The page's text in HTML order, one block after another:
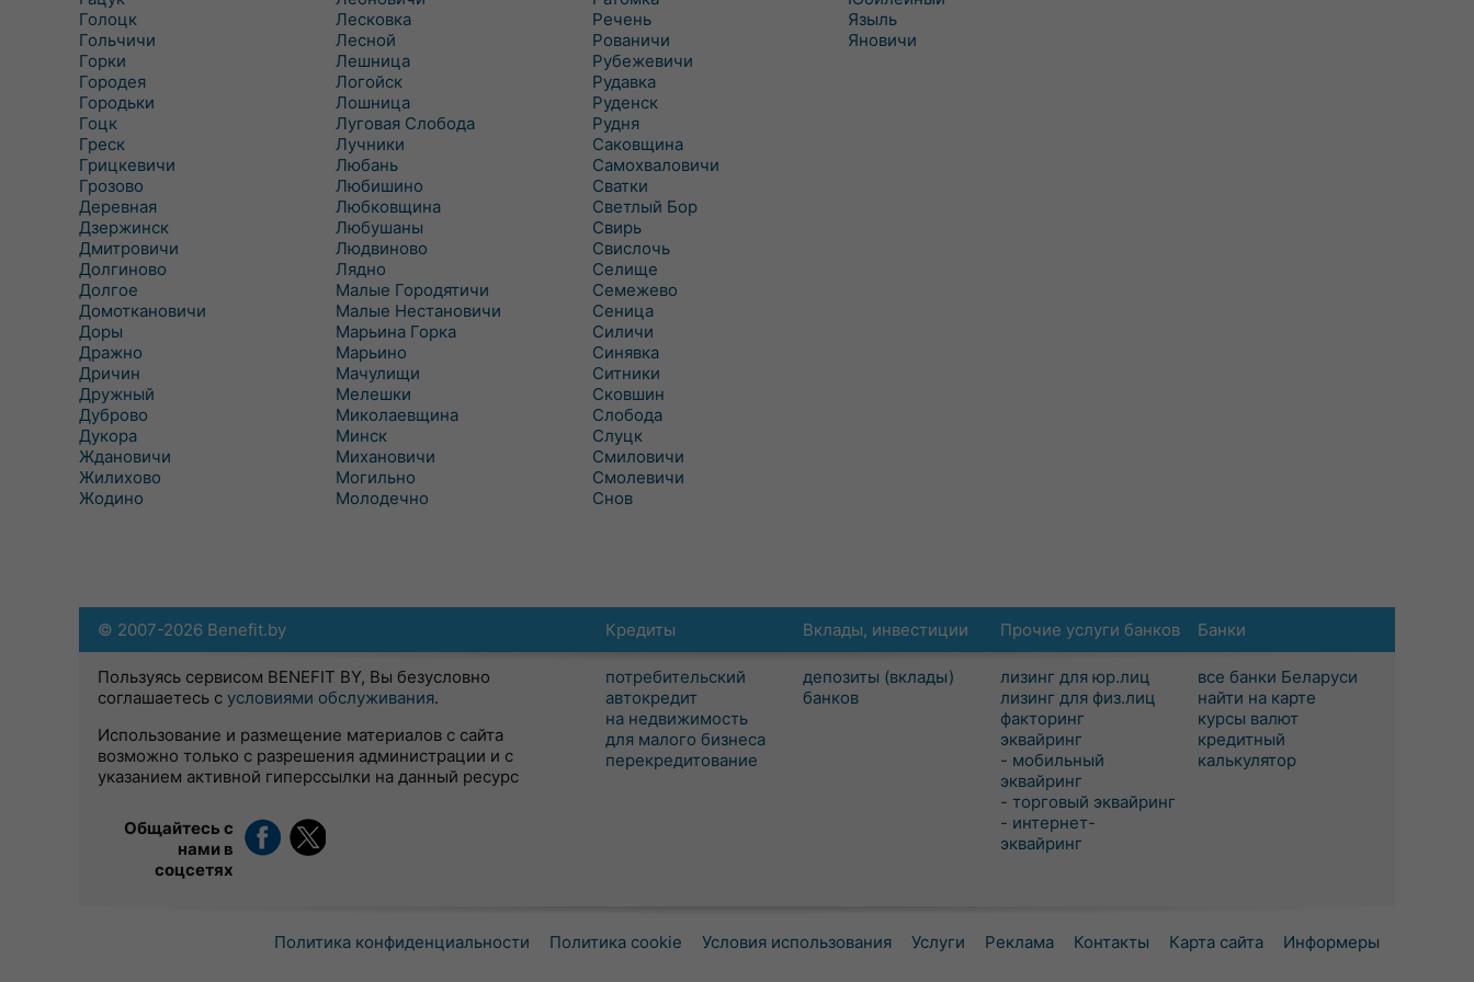
Голоцк
Гольчичи
Горки
Городея
Городьки
Гоцк
Греск
Грицкевичи
Грозово
Деревная
Дзержинск
Дмитровичи
Долгиново
Долгое
Домоткановичи
Доры
Дражно
Дричин
Дружный
Дуброво
Дукора
Ждановичи
Жилихово
Жодино
Лесковка
Лесной
Лешница
Логойск
Лошница
Луговая Слобода
Лучники
Любань
Любишино
Любковщина
Любушаны
Людвиново
Лядно
Малые Городятичи
Малые Нестановичи
Марьина Горка
Марьино
Мачулищи
Мелешки
Миколаевщина
Минск
Михановичи
Могильно
Молодечно
Речень
Рованичи
Рубежевичи
Рудавка
Руденск
Рудня
Саковщина
Самохваловичи
Сватки
Светлый Бор
Свирь
Свислочь
Селище
Семежево
Сеница
Силичи
Синявка
Ситники
Сковшин
Слобода
Слуцк
Смиловичи
Смолевичи
Снов
Языль
Яновичи
Кредиты
потребительский
автокредит
на недвижимость
для малого бизнеса
перекредитование
Вклады, инвестиции
депозиты (вклады)
банков
Прочие услуги банков
лизинг для юр.лиц
лизинг для физ.лиц
факторинг
эквайринг
- мобильный
эквайринг
- торговый эквайринг
- интернет-
эквайринг
Банки
все банки Беларуси
найти на карте
курсы валют
кредитный
калькулятор
© 2007-2026 Benefit.by
Пользуясь сервисом BENEFIT BY, Вы безусловно
соглашаетесь с условиями обслуживания.
Использование и размещение материалов с сайта
возможно только с разрешения администрации и с
указанием активной гиперссылки на данный ресурс
Общайтесь с
нами в
соцсетях
Политика конфиденциальности Политика cookie Условия использования Услуги Реклама Контакты Карта сайта Информеры